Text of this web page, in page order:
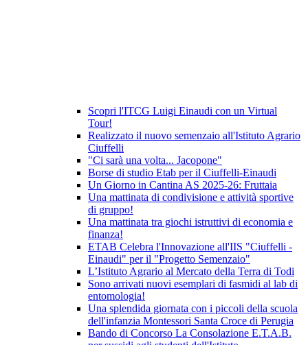
Scopri l'ITCG Luigi Einaudi con un Virtual
Tour!
Realizzato il nuovo semenzaio all'Istituto Agrario
Ciuffelli
"Ci sarà una volta... Jacopone"
Borse di studio Etab per il Ciuffelli-Einaudi
Un Giorno in Cantina AS 2025-26: Fruttaia
Una mattinata di condivisione e attività sportive
di gruppo!
Una mattinata tra giochi istruttivi di economia e
finanza!
ETAB Celebra l'Innovazione all'IIS "Ciuffelli -
Einaudi" per il "Progetto Semenzaio"
L’Istituto Agrario al Mercato della Terra di Todi
Sono arrivati nuovi esemplari di fasmidi al lab di
entomologia!
Una splendida giornata con i piccoli della scuola
dell'infanzia Montessori Santa Croce di Perugia
Bando di Concorso La Consolazione E.T.A.B.